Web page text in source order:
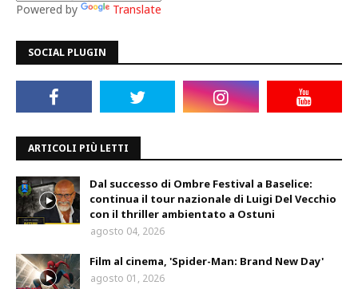
Powered by Translate
SOCIAL PLUGIN
ARTICOLI PIÙ LETTI
Dal successo di Ombre Festival a Baselice:
continua il tour nazionale di Luigi Del Vecchio
con il thriller ambientato a Ostuni
agosto 04, 2026
Film al cinema, 'Spider-Man: Brand New Day'
agosto 01, 2026